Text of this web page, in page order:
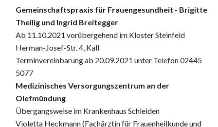
Gemeinschaftspraxis für Frauengesundheit - Brigitte
Theilig und Ingrid Breitegger
Ab 11.10.2021 vorübergehend im Kloster Steinfeld
Herman-Josef-Str. 4, Kall
Terminvereinbarung ab 20.09.2021 unter Telefon 02445
5077
Medizinisches Versorgungszentrum an der
Olefmündung
Übergangsweise im Krankenhaus Schleiden
Violetta Heckmann (Fachärztin für Frauenheilkunde und